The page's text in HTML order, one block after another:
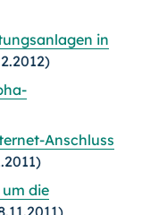
in
Anschluss
die